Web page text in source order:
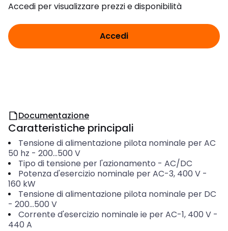
Accedi per visualizzare prezzi e disponibilità
Accedi
Documentazione
Caratteristiche principali
Tensione di alimentazione pilota nominale per AC
50 hz - 200...500 V
Tipo di tensione per l'azionamento - AC/DC
Potenza d'esercizio nominale per AC-3, 400 V-
160 kW
Tensione di alimentazione pilota nominale per DC
- 200...500 V
Corrente d'esercizio nominale ie per AC-1, 400 V-
440 A